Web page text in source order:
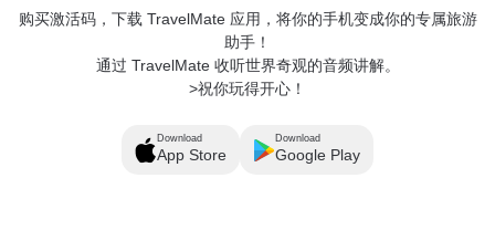
购买激活码，下载 TravelMate 应用，将你的手机变成你的专属旅游
助手！
通过 TravelMate 收听世界奇观的音频讲解。
>祝你玩得开心！
Download
App Store
Download
Google Play